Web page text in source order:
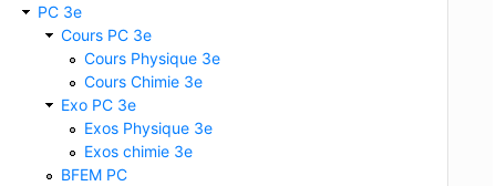
PC 3e
Cours PC 3e
Cours Physique 3e
Cours Chimie 3e
Exo PC 3e
Exos Physique 3e
Exos chimie 3e
BFEM PC